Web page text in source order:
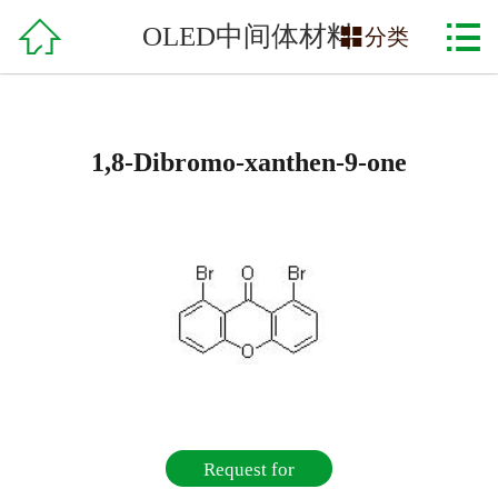
网站首页
 OLED中间体材料
分类 
1,8-Dibromo-xanthen-9-one
Request for